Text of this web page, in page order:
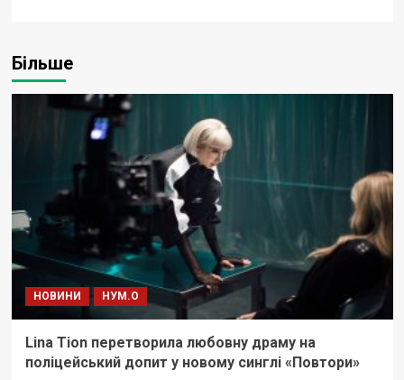
Більше
НОВИНИ НУМ.О
Lina Tion перетворила любовну драму на
поліцейський допит у новому синглі «Повтори»